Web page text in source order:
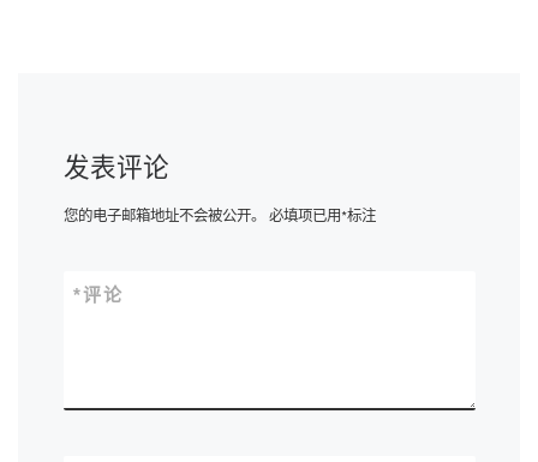
发表评论
您的电子邮箱地址不会被公开。 必填项已用*标注
评论
*